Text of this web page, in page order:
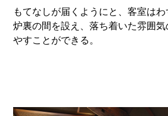
もてなしが届くようにと、客室は
炉裏の間を設え、落ち着いた雰囲
やすことができる。